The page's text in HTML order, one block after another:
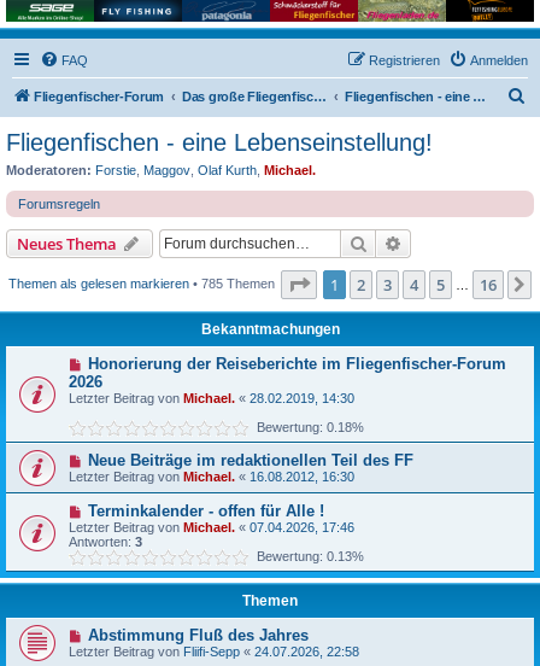
FAQ Anmelden
Registrieren
Fliegenfischer-Forum Das große Fliegenfischer-Forum! Fliegenfischen - eine Lebenseinstellung!
e
Fliegenfischen - eine Lebenseinstellung!
Moderatoren: Forstie Maggov Olaf Kurth Michael.
Forumsregeln
Neues Thema Suche
Themen als gelesen markieren • 785 Themen Seite 1von 16
1 2 3 4 5 16
Bekanntmachungen
Honorierung der Reiseberichte im Fliegenfischer-Forum
2026
Letzter Beitrag von Michael. « 28.02.2019, 14:30
Bewertung: 0.18%
Neue Beiträge im redaktionellen Teil des FF
Letzter Beitrag von Michael. « 16.08.2012, 16:30
Terminkalender - offen für Alle !
Letzter Beitrag von Michael. « 07.04.2026, 17:46
Antworten: 3
Bewertung: 0.13%
Themen
Abstimmung Fluß des Jahres
Letzter Beitrag von Fliifi-Sepp « 24.07.2026, 22:58